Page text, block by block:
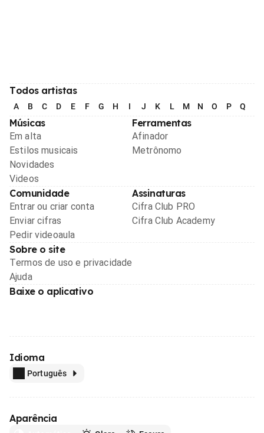
Todos artistas
A B C D E F G H I J K L M N O P Q
Músicas
Em alta
Estilos musicais
Novidades
Videos
Ferramentas
Afinador
Metrônomo
Comunidade
Entrar ou criar conta
Enviar cifras
Pedir videoaula
Assinaturas
Cifra Club PRO
Cifra Club Academy
Sobre o site
Termos de uso e privacidade
Ajuda
Baixe o aplicativo
Idioma
Português
Aparência